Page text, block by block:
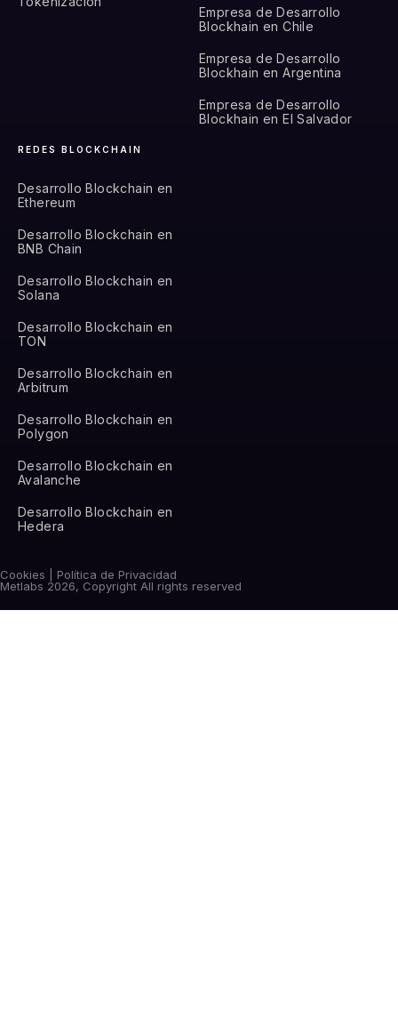
Empresa de Desarrollo
Blockhain en Chile
Empresa de Desarrollo
Blockhain en Argentina
Empresa de Desarrollo
Blockhain en El Salvador
REDES BLOCKCHAIN
Desarrollo Blockchain en
Ethereum
Desarrollo Blockchain en
BNB Chain
Desarrollo Blockchain en
Solana
Desarrollo Blockchain en
TON
Desarrollo Blockchain en
Arbitrum
Desarrollo Blockchain en
Polygon
Desarrollo Blockchain en
Avalanche
Desarrollo Blockchain en
Hedera
Cookies | Política de Privacidad
Metlabs 2026, Copyright All rights reserved